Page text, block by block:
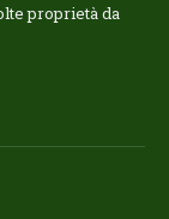
proprietà da